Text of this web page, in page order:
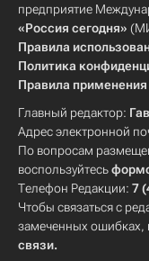
предприятие
«Россия сегодня»
Правила
Политика
Правила
Главный редактор:
Адрес электронной
По вопросам
воспользуйтесь
Телефон Редакции: 7
Чтобы связаться с
замеченных ошибках,
связи.